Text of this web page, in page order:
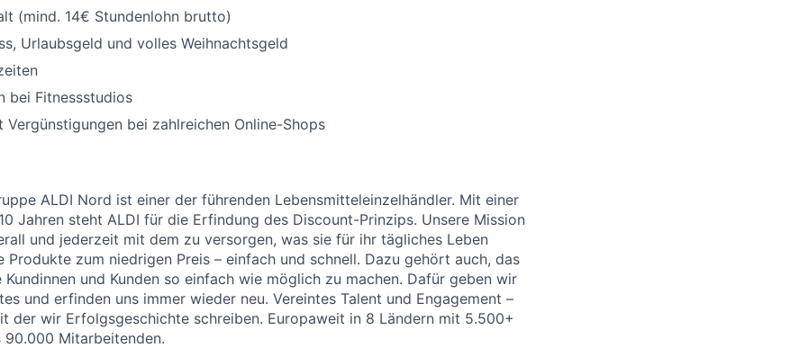
(mind. 14€ Stundenlohn brutto)
Urlaubsgeld und volles Weihnachtsgeld
bei Fitnessstudios
bei zahlreichen Online-Shops
ALDI Nord ist einer der führenden Lebensmitteleinzelhändler. Mit einer
Jahren steht ALDI für die Erfindung des Discount-Prinzips. Unsere Mission
und jederzeit mit dem zu versorgen, was sie für ihr tägliches Leben
Produkte zum niedrigen Preis – einfach und schnell. Dazu gehört auch, das
Kundinnen und Kunden so einfach wie möglich zu machen. Dafür geben wir
und erfinden uns immer wieder neu. Vereintes Talent und Engagement –
der wir Erfolgsgeschichte schreiben. Europaweit in 8 Ländern mit 5.500+
90.000 Mitarbeitenden.